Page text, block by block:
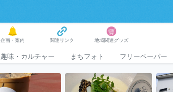
企画・案内 関連リンク 地域関連グッズ
趣味・カルチャー まちフォト フリーペーパー